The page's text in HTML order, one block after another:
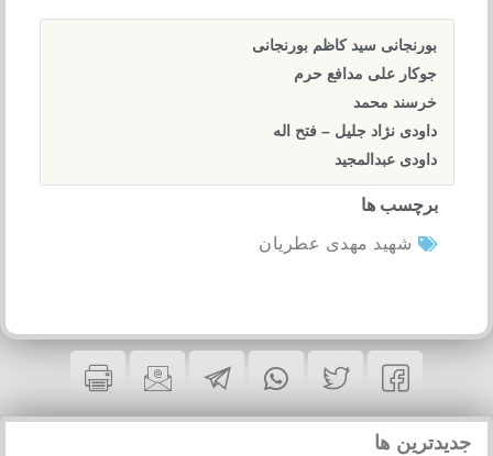
بورنجانی سید کاظم بورنجانی
جوکار علی مدافع حرم
خرسند محمد
داودی نژاد جلیل – فتح اله
داودی عبدالمجید
برچسب ها
شهید مهدی عطریان
جدیدترین ها